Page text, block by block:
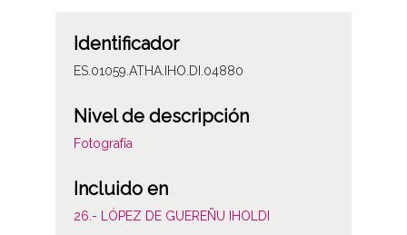
Identificador
ES.01059.ATHA.IHO.DI.04880
Nivel de descripción
Fotografía
Incluido en
26.- LÓPEZ DE GUEREÑU IHOLDI